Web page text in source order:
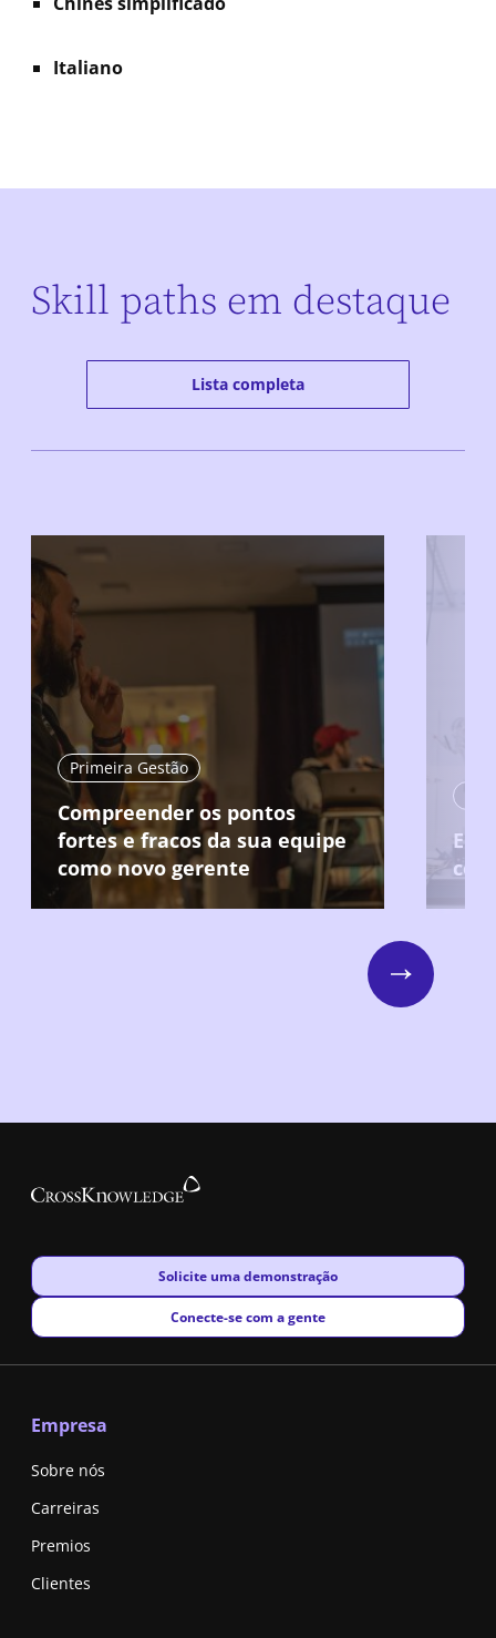
Italiano
Skill paths em destaque
Lista completa
Primeira Gestão
Compreender os pontos
fortes e fracos da sua equipe
como novo gerente
Next
New window
Solicite uma demonstração
New window
Conecte-se com a gente
Empresa
Sobre nós
Carreiras
Premios
Clientes